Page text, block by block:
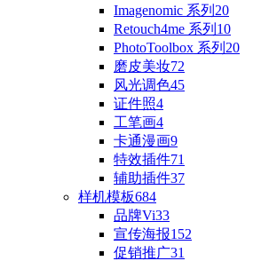
Imagenomic 系列 20
Retouch4me 系列 10
PhotoToolbox 系列 20
磨皮美妆72
风光调色45
证件照4
工笔画4
卡通漫画9
特效插件71
辅助插件37
样机模板684
品牌Vi33
宣传海报152
促销推广31